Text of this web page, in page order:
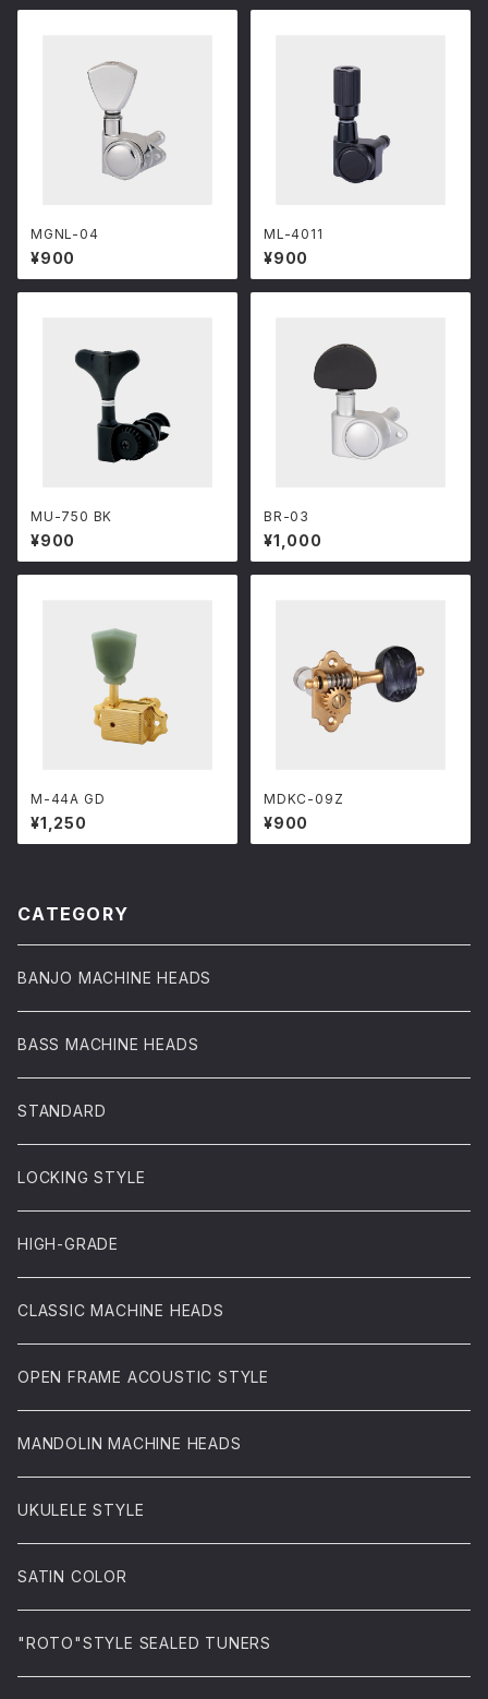
MGNL-04
¥900
ML-4011
¥900
MU-750 BK
¥900
BR-03
¥1,000
M-44A GD
¥1,250
MDKC-09Z
¥900
CATEGORY
BANJO MACHINE HEADS
BASS MACHINE HEADS
STANDARD
LOCKING STYLE
HIGH-GRADE
CLASSIC MACHINE HEADS
OPEN FRAME ACOUSTIC STYLE
MANDOLIN MACHINE HEADS
UKULELE STYLE
SATIN COLOR
"ROTO"STYLE SEALED TUNERS